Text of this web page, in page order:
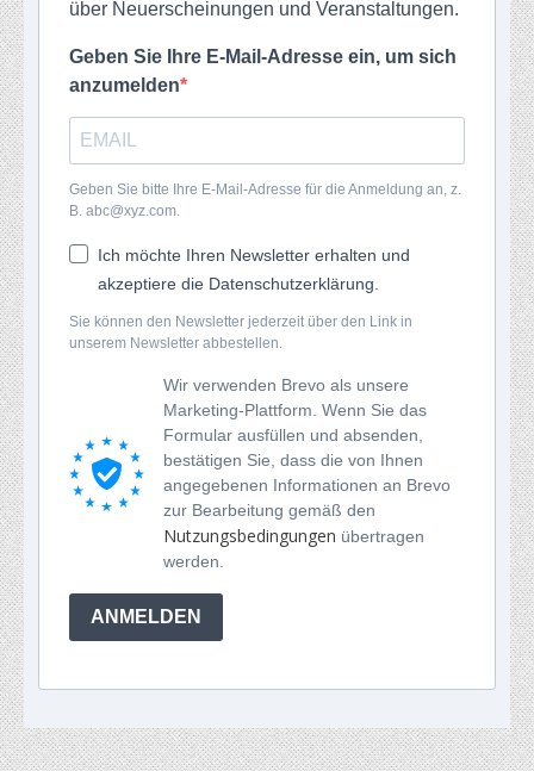
über Neuerscheinungen und Veranstaltungen.
Geben Sie Ihre E-Mail-Adresse ein, um sich
anzumelden
Geben Sie bitte Ihre E-Mail-Adresse für die Anmeldung an, z.
B. abc@xyz.com.
Ich möchte Ihren Newsletter erhalten und
akzeptiere die Datenschutzerklärung.
Sie können den Newsletter jederzeit über den Link in
unserem Newsletter abbestellen.
Wir verwenden Brevo als unsere
Marketing-Plattform. Wenn Sie das
Formular ausfüllen und absenden,
bestätigen Sie, dass die von Ihnen
angegebenen Informationen an Brevo
zur Bearbeitung gemäß den
Nutzungsbedingungen übertragen
werden.
ANMELDEN